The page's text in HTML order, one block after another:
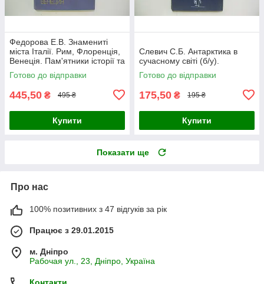
Федорова Е.В. Знамениті
міста Італії. Рим, Флоренція,
Венеція. Пам'ятники історії та
культури (б/у).
Готово до відправки
445,50 ₴ 495 ₴
Купити
Слевич С.Б. Антарктика в
сучасному світі (б/у).
Готово до відправки
175,50 ₴ 195 ₴
Купити
Показати ще
Про нас
100% позитивних з 47 відгуків за рік
Працює з 29.01.2015
м. Дніпро
Рабочая ул., 23, Дніпро, Україна